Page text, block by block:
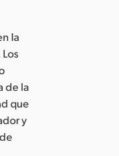
la
de la
que
y